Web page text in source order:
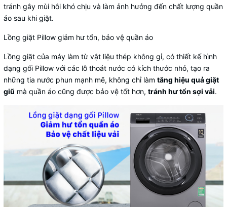
tránh gây mùi hôi khó chịu và làm ảnh hưởng đến chất lượng quần
áo sau khi giặt.
Lồng giặt Pillow giảm hư tổn, bảo vệ quần áo
Lồng giặt của máy làm từ vật liệu thép không gỉ, có thiết kế hình
dạng gối Pillow với các lỗ thoát nước có kích thước nhỏ, tạo ra
những tia nước phun mạnh mẽ, không chỉ làm tăng hiệu quả giặt
giũ mà quần áo cũng được bảo vệ tốt hơn, tránh hư tổn sợi vải.